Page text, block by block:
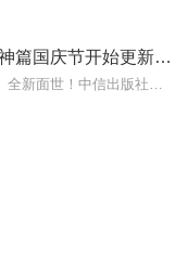
小猪屏蓬十二生肖神8 羊神篇国庆节开始更新啦！